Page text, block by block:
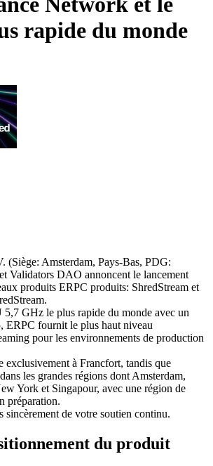
rapide du monde
Amsterdam, Pays-Bas, PDG:
Validators DAO annoncent le lancement
produits ERPC produits: ShredStream et
GHz le plus rapide du monde avec un
ERPC fournit le plus haut niveau
pour les environnements de production
exclusivement à Francfort, tandis que
les grandes régions dont Amsterdam,
York et Singapour, avec une région de
préparation.
sincèrement de votre soutien continu.
du produit